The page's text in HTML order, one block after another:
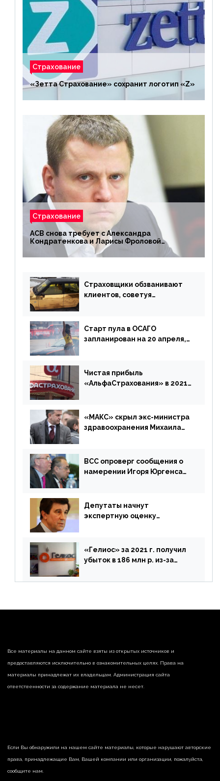
Страхование
«Зетта Страхование» сохранит логотип «Z»
Страхование
АСВ снова требует с Александра
Кондратенкова и Ларисы Фроловой
возмещения убытков на 1,5 млрд р.
Страховщики обзванивают
клиентов, советуя
Старт пула в ОСАГО
запланирован на 20 апреля,
дублировать [дополнено]
Чистая прибыль
«АльфаСтрахования» в 2021
«МАКС» скрыл экс-министра
здравоохранения Михаила
ВСС опроверг сообщения о
намерении Игоря Юргенса
Депутаты начнут
экспертную оценку
«Гелиос» за 2021 г. получил
убыток в 186 млн р. из-за
реализации недвижимости
Все материалы на данном сайте взяты из открытых источников и
предоставляются исключительно в ознакомительных целях. Права на
материалы принадлежат их владельцам. Администрация сайта
ответственности за содержание материала не несет.
Если Вы обнаружили на нашем сайте материалы, которые нарушают авторские
права, принадлежащие Вам, Вашей компании или организации, пожалуйста,
сообщите нам.